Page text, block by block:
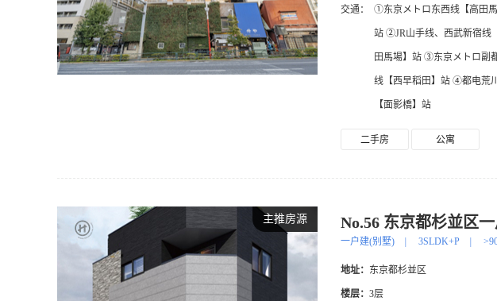
交通： ①东京メトロ东西线【高田馬
站 ②JR山手线、西武新宿线
田馬場】站 ③东京メトロ副
线【西早稻田】站 ④都电荒
【面影橋】站
二手房 公寓
主推房源 No.56 东京都杉並区
一户建(别墅) 3SLDK+P
地址： 东京都杉並区
楼层： 3层